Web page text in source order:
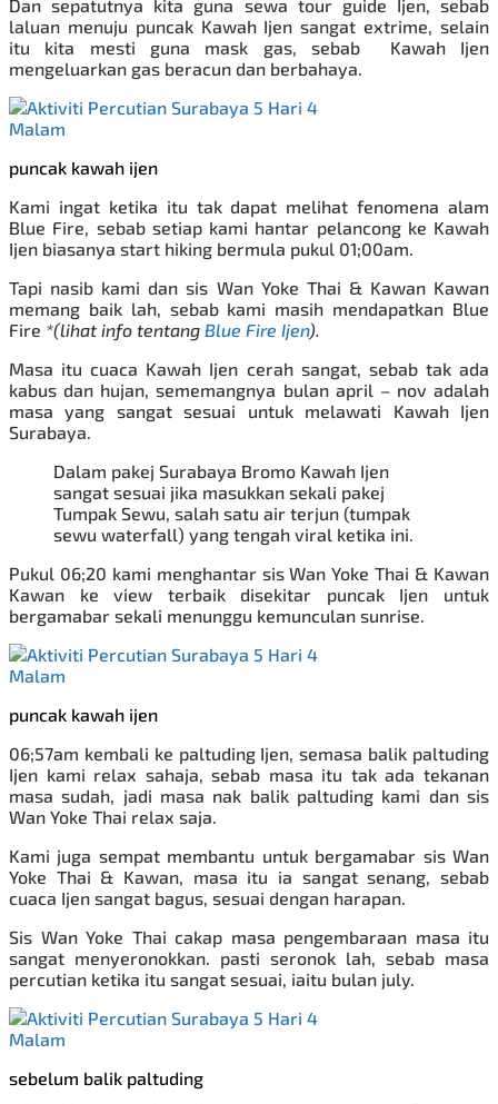
Dan sepatutnya kita guna sewa tour guide Ijen, sebab
laluan menuju puncak Kawah Ijen sangat extrime, selain
itu kita mesti guna mask gas, sebab Kawah Ijen
mengeluarkan gas beracun dan berbahaya.
puncak kawah ijen
Kami ingat ketika itu tak dapat melihat fenomena alam
Blue Fire, sebab setiap kami hantar pelancong ke Kawah
Ijen biasanya start hiking bermula pukul 01;00am.
Tapi nasib kami dan sis Wan Yoke Thai & Kawan Kawan
memang baik lah, sebab kami masih mendapatkan Blue
Fire *(lihat info tentang Blue Fire Ijen).
Masa itu cuaca Kawah Ijen cerah sangat, sebab tak ada
kabus dan hujan, sememangnya bulan april – nov adalah
masa yang sangat sesuai untuk melawati Kawah Ijen
Surabaya.
Dalam pakej Surabaya Bromo Kawah Ijen
sangat sesuai jika masukkan sekali pakej
Tumpak Sewu , salah satu air terjun (tumpak
sewu waterfall) yang tengah viral ketika ini.
Pukul 06;20 kami menghantar sis Wan Yoke Thai & Kawan
Kawan ke view terbaik disekitar puncak Ijen untuk
bergamabar sekali menunggu kemunculan sunrise.
puncak kawah ijen
06;57am kembali ke paltuding Ijen, semasa balik paltuding
Ijen kami relax sahaja, sebab masa itu tak ada tekanan
masa sudah, jadi masa nak balik paltuding kami dan sis
Wan Yoke Thai relax saja.
Kami juga sempat membantu untuk bergamabar sis Wan
Yoke Thai & Kawan, masa itu ia sangat senang, sebab
cuaca Ijen sangat bagus, sesuai dengan harapan.
Sis Wan Yoke Thai cakap masa pengembaraan masa itu
sangat menyeronokkan. pasti seronok lah, sebab masa
percutian ketika itu sangat sesuai, iaitu bulan july.
sebelum balik paltuding